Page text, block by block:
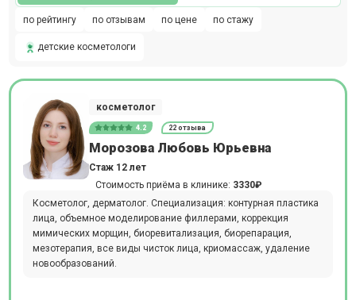
по рейтингу по отзывам по цене по стажу
детские косметологи
косметолог
4.2 22 отзыва
Морозова Любовь Юрьевна
Стаж 12 лет
Стоимость приёма в клинике: 3330₽
Косметолог, дерматолог. Специализация: контурная пластика
лица, объемное моделирование филлерами, коррекция
мимических морщин, биоревитализация, биорепарация,
мезотерапия, все виды чисток лица, криомассаж, удаление
новообразований.